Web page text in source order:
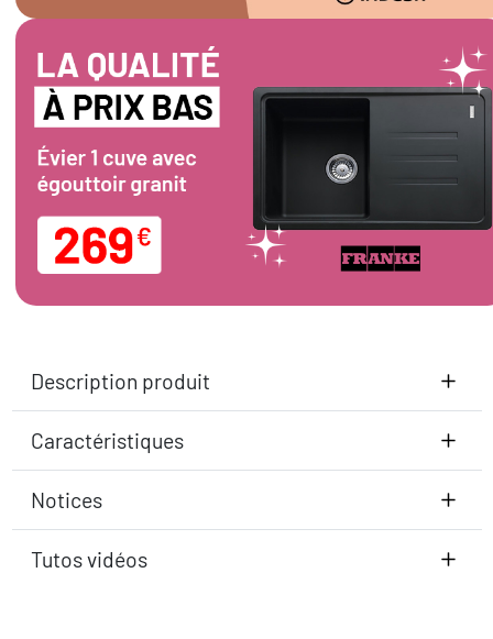
Description produit
Caractéristiques
Notices
Tutos vidéos